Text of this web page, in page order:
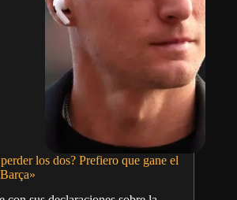
los dos? Prefiero que gane el